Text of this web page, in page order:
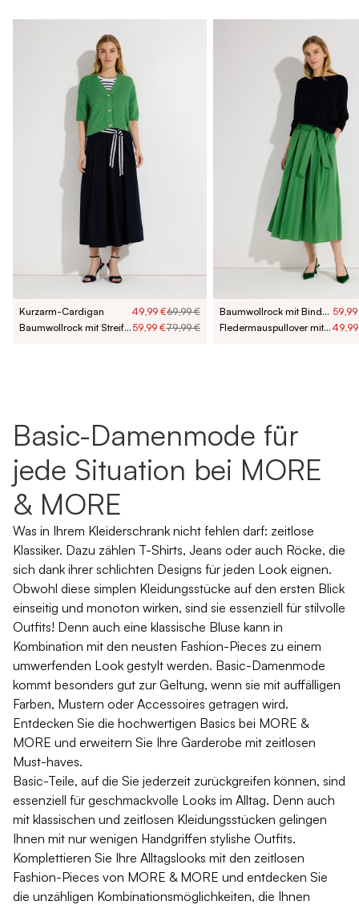
Kurzarm-Cardigan 49,99 €69,99 €
Baumwollrock mit Streifengürtel 59,99 €79,99 €
Baumwollrock mit Bindegürtel
Fledermauspullover mit Glanzeffekt
Basic-Damenmode für
jede Situation bei MORE
& MORE
Was in Ihrem Kleiderschrank nicht fehlen darf: zeitlose
Klassiker. Dazu zählen T-Shirts, Jeans oder auch Röcke, die
sich dank ihrer schlichten Designs für jeden Look eignen.
Obwohl diese simplen Kleidungsstücke auf den ersten Blick
einseitig und monoton wirken, sind sie essenziell für stilvolle
Outfits! Denn auch eine klassische Bluse kann in
Kombination mit den neusten Fashion-Pieces zu einem
umwerfenden Look gestylt werden. Basic-Damenmode
kommt besonders gut zur Geltung, wenn sie mit auffälligen
Farben, Mustern oder Accessoires getragen wird.
Entdecken Sie die hochwertigen Basics bei MORE &
MORE und erweitern Sie Ihre Garderobe mit zeitlosen
Must-haves.
Basic-Teile, auf die Sie jederzeit zurückgreifen können, sind
essenziell für geschmackvolle Looks im Alltag. Denn auch
mit klassischen und zeitlosen Kleidungsstücken gelingen
Ihnen mit nur wenigen Handgriffen stylishe Outfits.
Komplettieren Sie Ihre Alltagslooks mit den zeitlosen
Fashion-Pieces von MORE & MORE und entdecken Sie
die unzähligen Kombinationsmöglichkeiten, die Ihnen